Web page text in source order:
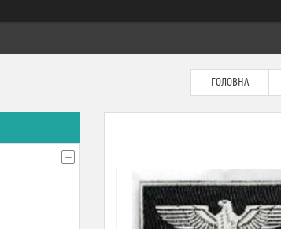
ГОЛОВНА